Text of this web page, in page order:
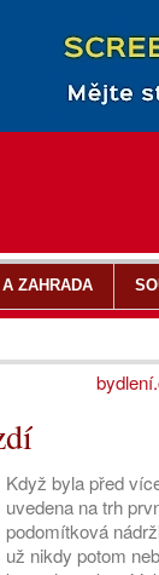
Když byla před
uvedena na trh
podomítková
už nikdy potom
ZAHRADA